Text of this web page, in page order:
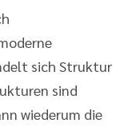
sich Struktur
sind
wiederum die